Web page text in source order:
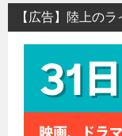
【広告】陸上の